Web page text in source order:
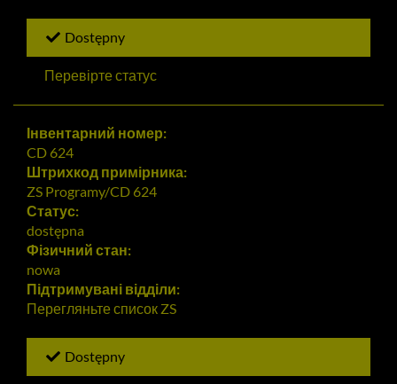
Dostępny
Перевірте статус
Інвентарний номер:
CD 624
Штрихкод примірника:
ZS Programy/CD 624
Статус:
dostępna
Фізичний стан:
nowa
Підтримувані відділи:
Перегляньте список ZS
Dostępny